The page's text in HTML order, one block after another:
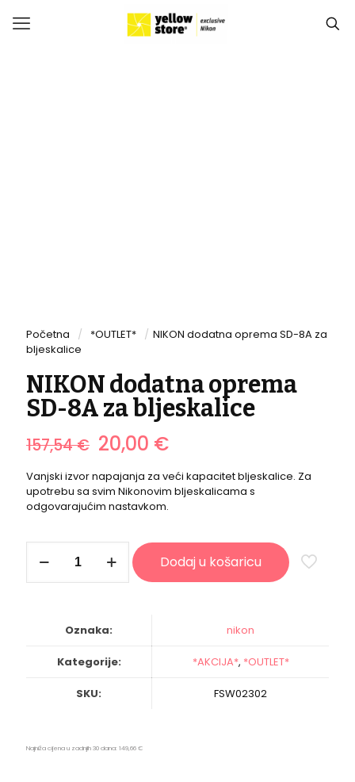
Početna / *OUTLET* / NIKON dodatna oprema SD-8A za
bljeskalice
NIKON dodatna oprema
SD-8A za bljeskalice
157,54€ Izvorna
cijena
bila
je:
157,54 €.
20,00 €Trenutna
je:
20,00 €.
Vanjski izvor napajanja za veći kapacitet bljeskalice. Za
upotrebu sa svim Nikonovim bljeskalicama s
odgovarajućim nastavkom.
dodatna
oprema
bljeskalice
Dodaj u košaricu
Oznaka: nikon
Kategorije: *AKCIJA*, *OUTLET*
SKU: FSW02302
Najniža cijena u zadnjih 30 dana: 149,66€